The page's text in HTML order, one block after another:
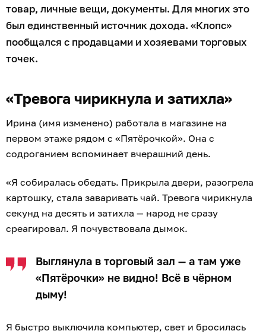
товар, личные вещи, документы. Для многих это
был единственный источник дохода. «Клопс»
пообщался с продавцами и хозяевами торговых
точек.
«Тревога чирикнула и затихла»
Ирина (имя изменено) работала в магазине на
первом этаже рядом с «Пятёрочкой». Она с
содроганием вспоминает вчерашний день.
«Я собиралась обедать. Прикрыла двери, разогрела
картошку, стала заваривать чай. Тревога чирикнула
секунд на десять и затихла — народ не сразу
среагировал. Я почувствовала дымок.
Выглянула в торговый зал — а там уже
«Пятёрочки» не видно! Всё в чёрном
дыму!
Я быстро выключила компьютер, свет и бросилась